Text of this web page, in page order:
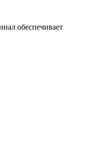
обеспечивает